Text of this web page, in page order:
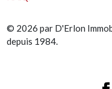
© 2026 par D'Erlon
depuis 1984.